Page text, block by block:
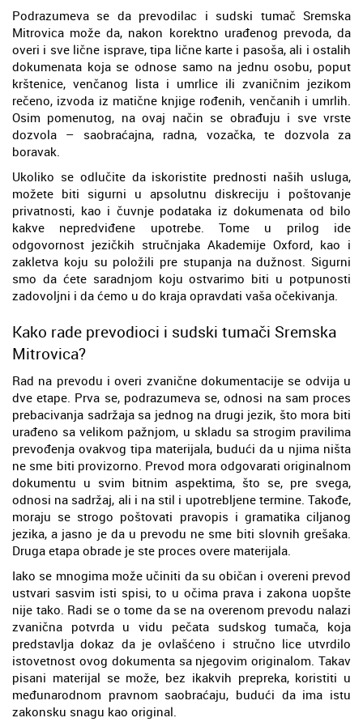
Podrazumeva se da prevodilac i sudski tumač Sremska
Mitrovica može da, nakon korektno urađenog prevoda, da
overi i sve lične isprave, tipa lične karte i pasoša, ali i ostalih
dokumenata koja se odnose samo na jednu osobu, poput
krštenice, venčanog lista i umrlice ili zvaničnim jezikom
rečeno, izvoda iz matične knjige rođenih, venčanih i umrlih.
Osim pomenutog, na ovaj način se obrađuju i sve vrste
dozvola – saobraćajna, radna, vozačka, te dozvola za
boravak.
Ukoliko se odlučite da iskoristite prednosti naših usluga,
možete biti sigurni u apsolutnu diskreciju i poštovanje
privatnosti, kao i čuvnje podataka iz dokumenata od bilo
kakve nepredviđene upotrebe. Tome u prilog ide
odgovornost jezičkih stručnjaka Akademije Oxford, kao i
zakletva koju su položili pre stupanja na dužnost. Sigurni
smo da ćete saradnjom koju ostvarimo biti u potpunosti
zadovoljni i da ćemo u do kraja opravdati vaša očekivanja.
Kako rade prevodioci i sudski tumači Sremska
Mitrovica?
Rad na prevodu i overi zvanične dokumentacije se odvija u
dve etape. Prva se, podrazumeva se, odnosi na sam proces
prebacivanja sadržaja sa jednog na drugi jezik, što mora biti
urađeno sa velikom pažnjom, u skladu sa strogim pravilima
prevođenja ovakvog tipa materijala, budući da u njima ništa
ne sme biti provizorno. Prevod mora odgovarati originalnom
dokumentu u svim bitnim aspektima, što se, pre svega,
odnosi na sadržaj, ali i na stil i upotrebljene termine. Takođe,
moraju se strogo poštovati pravopis i gramatika ciljanog
jezika, a jasno je da u prevodu ne sme biti slovnih grešaka.
Druga etapa obrade je ste proces overe materijala.
Iako se mnogima može učiniti da su običan i overeni prevod
ustvari sasvim isti spisi, to u očima prava i zakona uopšte
nije tako. Radi se o tome da se na overenom prevodu nalazi
zvanična potvrda u vidu pečata sudskog tumača, koja
predstavlja dokaz da je ovlašćeno i stručno lice utvrdilo
istovetnost ovog dokumenta sa njegovim originalom. Takav
pisani materijal se može, bez ikakvih prepreka, koristiti u
međunarodnom pravnom saobraćaju, budući da ima istu
zakonsku snagu kao original.